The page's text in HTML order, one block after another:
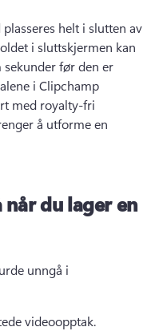
helt i slutten av
i sluttskjermen kan
før den er
i Clipchamp
med royalty-fri
å utforme en
du lager en
unngå i